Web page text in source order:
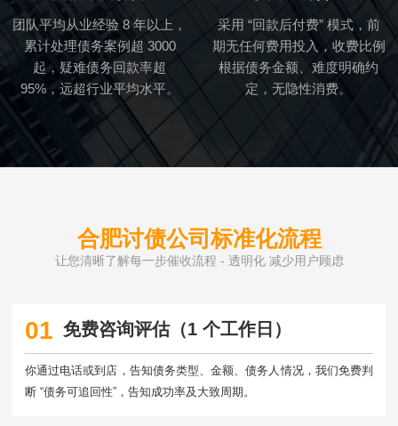
团队平均从业经验 8 年以上，
累计处理债务案例超 3000
起，疑难债务回款率超
95%，远超行业平均水平。
采用 “回款后付费” 模式，前
期无任何费用投入，收费比例
根据债务金额、难度明确约
定，无隐性消费。
合肥讨债公司标准化流程
让您清晰了解每一步催收流程 - 透明化 减少用户顾虑
01 免费咨询评估（1 个工作日）
你通过电话或到店，告知债务类型、金额、债务人情况，我们免费判
断 “债务可追回性”，告知成功率及大致周期。